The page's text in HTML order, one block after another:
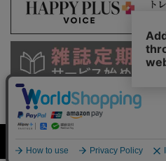
利用規約 特定商取引法に基づく表示